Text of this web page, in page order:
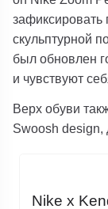
зафиксировать
скульптурной
был обновлен
и чувствуют
Верх обуви
Swoosh design,
Nike x